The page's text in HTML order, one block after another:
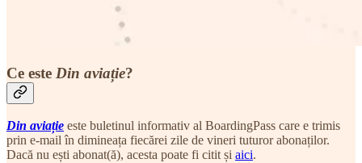
Ce este Din aviație?
Din aviație este buletinul informativ al BoardingPass care e trimis
prin e-mail în dimineața fiecărei zile de vineri tuturor abonaților.
Dacă nu ești abonat(ă), acesta poate fi citit și aici.